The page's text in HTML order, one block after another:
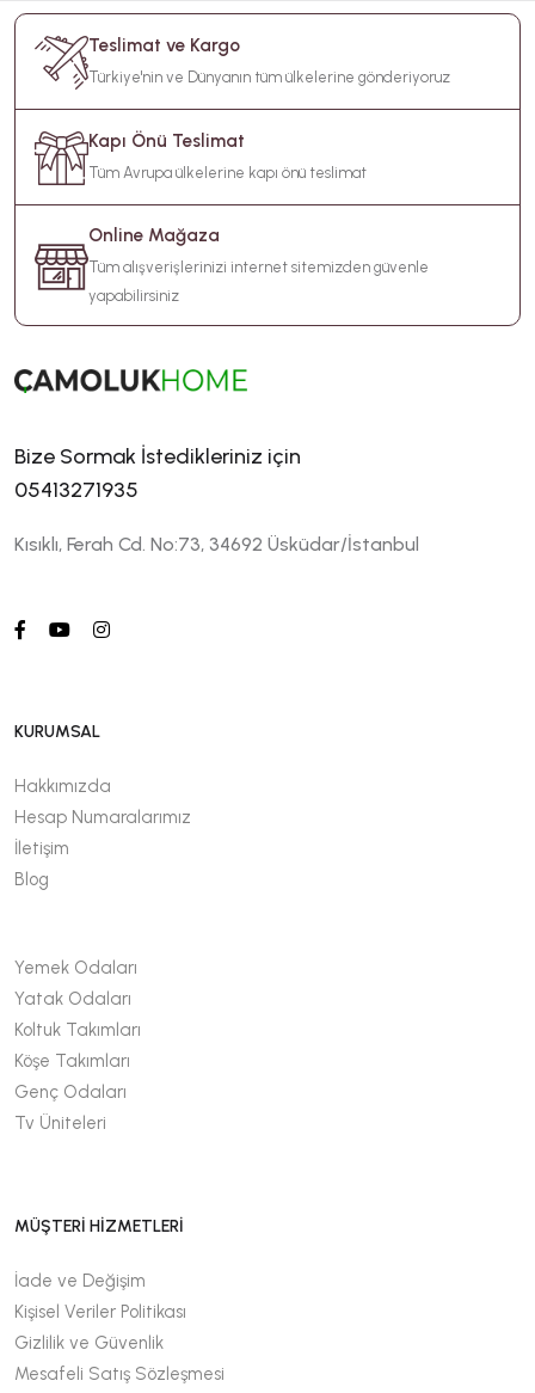
Teslimat ve Kargo
Türkiye'nin ve Dünyanın tüm ülkelerine gönderiyoruz
Kapı Önü Teslimat
Tüm Avrupa ülkelerine kapı önü teslimat
Online Mağaza
Tüm alışverişlerinizi internet sitemizden güvenle
yapabilirsiniz
Bize Sormak İstedikleriniz için
05413271935
Kısıklı, Ferah Cd. No:73, 34692 Üsküdar/İstanbul
KURUMSAL
Hakkımızda
Hesap Numaralarımız
İletişim
Blog
Yemek Odaları
Yatak Odaları
Koltuk Takımları
Köşe Takımları
Genç Odaları
Tv Üniteleri
MÜŞTERİ HİZMETLERİ
İade ve Değişim
Kişisel Veriler Politikası
Gizlilik ve Güvenlik
Mesafeli Satış Sözleşmesi